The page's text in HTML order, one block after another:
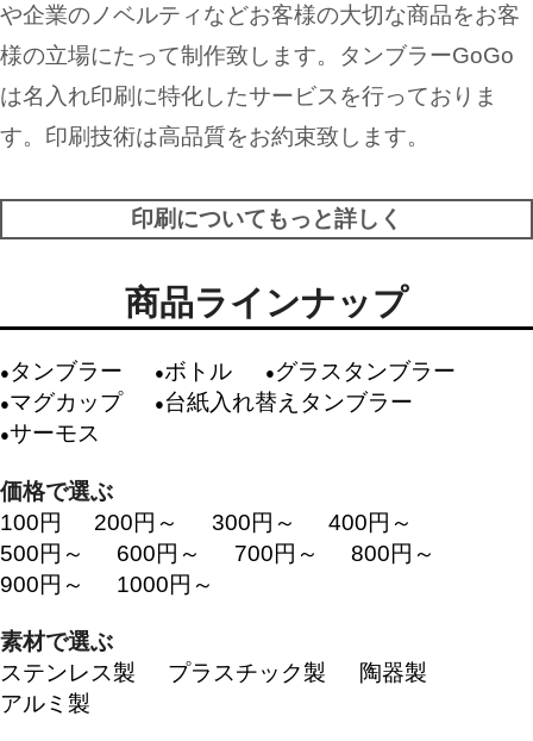
や企業のノベルティなどお客様の大切な商品をお客
様の立場にたって制作致します。タンブラーGoGo
は名入れ印刷に特化したサービスを行っておりま
す。印刷技術は高品質をお約束致します。
印刷についてもっと詳しく
商品ラインナップ
タンブラー ボトル
グラスタンブラー
マグカップ
台紙入れ替えタンブラー
サーモス
価格で選ぶ
100円
200円～ 300円～
400円～
500円～
600円～ 700円～
800円～
900円～
1000円～
素材で選ぶ
ステンレス製
プラスチック製
陶器製
アルミ製